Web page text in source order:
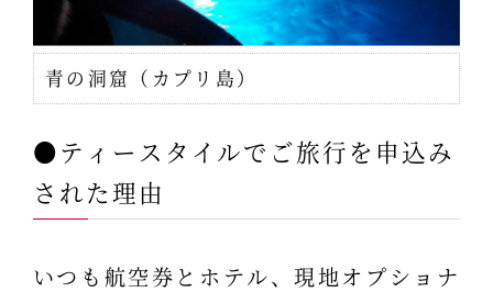
青の洞窟（カプリ島）
●ティースタイルでご旅行を申込み
された理由
いつも航空券とホテル、現地オプショナ